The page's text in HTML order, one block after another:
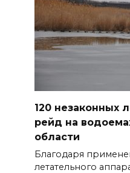
120 незаконных
рейд на
области
Благодаря
летательного